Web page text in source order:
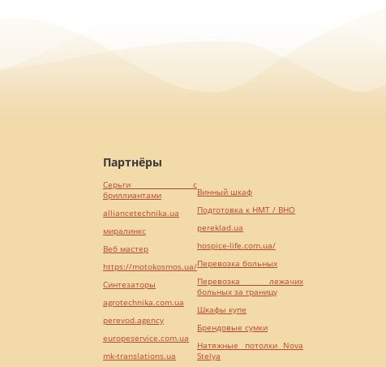
Партнёры
Серьги с
бриллиантами
alliancetechnika.ua
миралинкс
Веб мастер
https://motokosmos.ua/
Синтезаторы
agrotechnika.com.ua
perevod.agency
europeservice.com.ua
mk-translations.ua
Винный шкаф
Подготовка к НМТ / ВНО
pereklad.ua
hospice-life.com.ua/
Перевозка больных
Перевозка лежачих
больных за границу
Шкафы купе
Брендовые сумки
Натяжные потолки Nova
Stelya